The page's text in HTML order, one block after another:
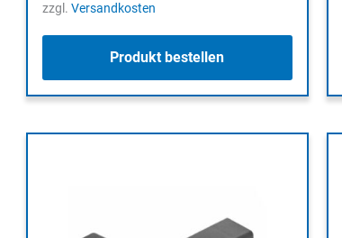
zzgl. Versandkosten
Produkt bestellen